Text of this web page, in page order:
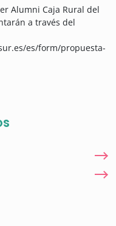
Alumni Caja Rural del
a través del
es/form/propuesta-